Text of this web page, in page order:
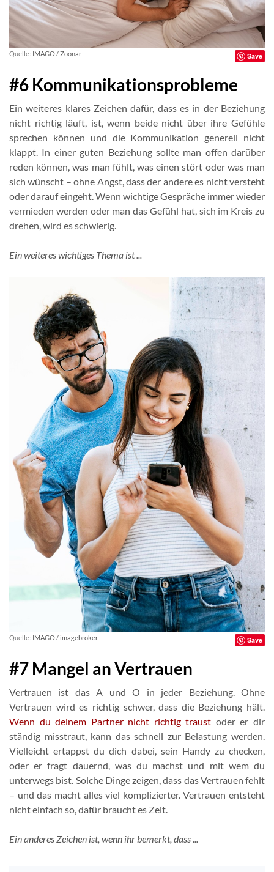
Quelle: IMAGO / Zoonar Save
#6 Kommunikationsprobleme
Ein weiteres klares Zeichen dafür, dass es in der Beziehung
nicht richtig läuft, ist, wenn beide nicht über ihre Gefühle
sprechen können und die Kommunikation generell nicht
klappt. In einer guten Beziehung sollte man offen darüber
reden können, was man fühlt, was einen stört oder was man
sich wünscht – ohne Angst, dass der andere es nicht versteht
oder darauf eingeht. Wenn wichtige Gespräche immer wieder
vermieden werden oder man das Gefühl hat, sich im Kreis zu
drehen, wird es schwierig.
Ein weiteres wichtiges Thema ist ...
Quelle: IMAGO / imagebroker Save
#7 Mangel an Vertrauen
Vertrauen ist das A und O in jeder Beziehung. Ohne
Vertrauen wird es richtig schwer, dass die Beziehung hält.
Wenn du deinem Partner nicht richtig traust oder er dir
ständig misstraut, kann das schnell zur Belastung werden.
Vielleicht ertappst du dich dabei, sein Handy zu checken,
oder er fragt dauernd, was du machst und mit wem du
unterwegs bist. Solche Dinge zeigen, dass das Vertrauen fehlt
– und das macht alles viel komplizierter. Vertrauen entsteht
nicht einfach so, dafür braucht es Zeit.
Ein anderes Zeichen ist, wenn ihr bemerkt, dass ...